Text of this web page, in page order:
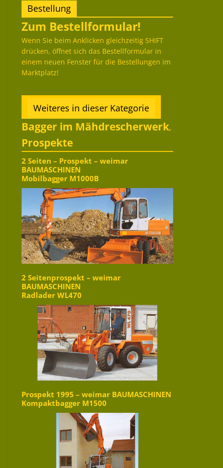
Bestellung
Zum Bestellformular!
Wenn Sie beim Anklicken gleichzeitig SHIFT
drücken, öffnet sich das Bestellformular in
einem neuen Fenster für die Bestellungen im
Marktplatz!
Weiteres in dieser Kategorie
Bagger im Mähdrescherwerk,
Prospekte
2 Seiten – Prospekt – weimar
BAUMASCHINEN
Mobilbagger M1000B
2 Seitenprospekt – weimar
BAUMASCHINEN
Radlader WL470
Prospekt 1995 – weimar BAUMASCHINEN
Kompaktbagger M1500